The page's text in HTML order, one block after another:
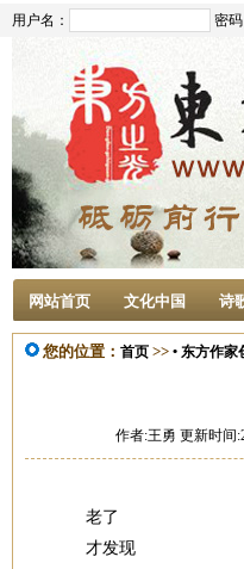
用户名： 密码
网站首页 文化中国 诗
您的位置： 首页 >> • 东方作家
作者:王勇 更新时间
老了
才发现